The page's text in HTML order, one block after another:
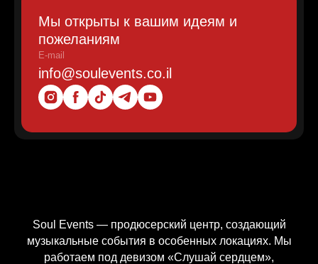
Мы открыты к вашим идеям и
пожеланиям
E-mail
info@soulevents.co.il
Soul Events — продюсерский центр, создающий
музыкальные события в особенных локациях. Мы
работаем под девизом «Слушай сердцем»,